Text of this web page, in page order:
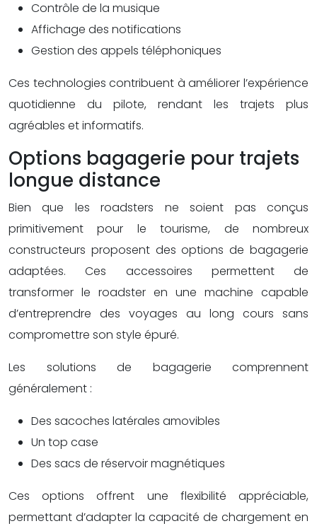
Contrôle de la musique
Affichage des notifications
Gestion des appels téléphoniques
Ces technologies contribuent à améliorer l’expérience
quotidienne du pilote, rendant les trajets plus
agréables et informatifs.
Options bagagerie pour trajets
longue distance
Bien que les roadsters ne soient pas conçus
primitivement pour le tourisme, de nombreux
constructeurs proposent des options de bagagerie
adaptées. Ces accessoires permettent de
transformer le roadster en une machine capable
d’entreprendre des voyages au long cours sans
compromettre son style épuré.
Les solutions de bagagerie comprennent
généralement :
Des sacoches latérales amovibles
Un top case
Des sacs de réservoir magnétiques
Ces options offrent une flexibilité appréciable,
permettant d’adapter la capacité de chargement en